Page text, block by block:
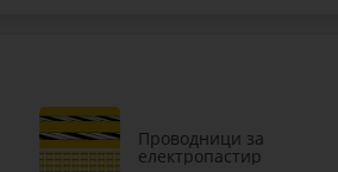
Проводници за
електропастир